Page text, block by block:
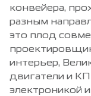
конвейера,
разным
это плод
интерьер,
двигатели и
электроникой